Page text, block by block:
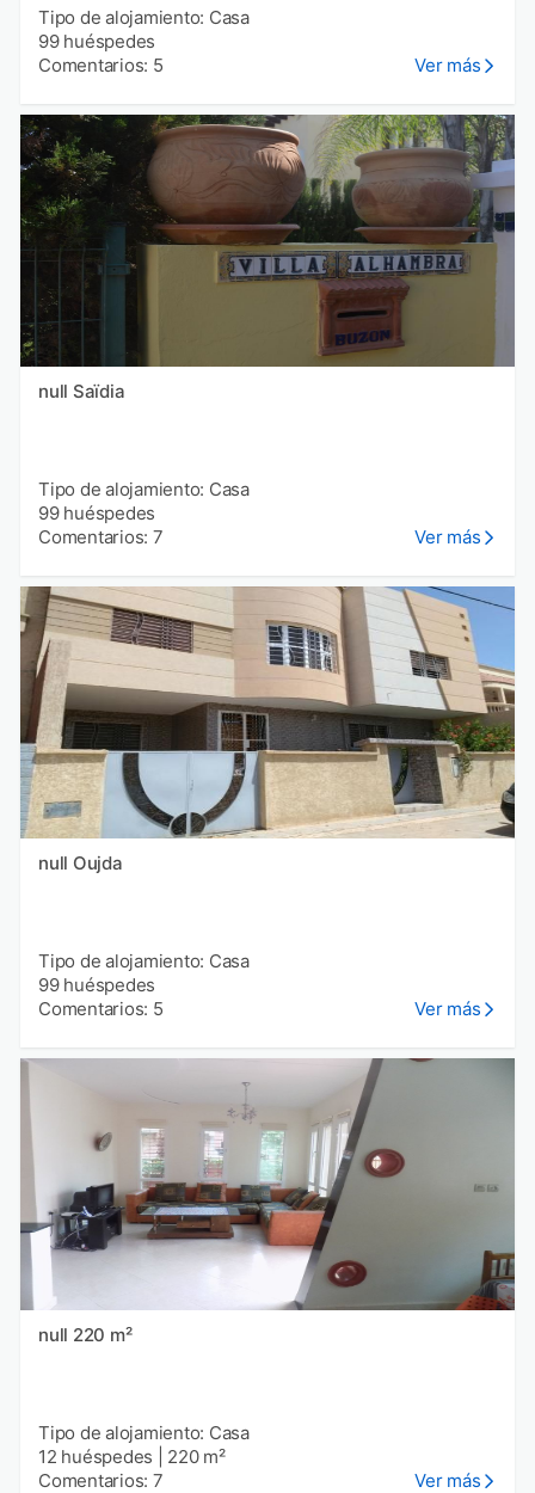
Tipo de alojamiento: Casa
99 huéspedes
Comentarios: 5
Ver más
null Saïdia
Tipo de alojamiento: Casa
99 huéspedes
Comentarios: 7
Ver más
null Oujda
Tipo de alojamiento: Casa
99 huéspedes
Comentarios: 5
Ver más
null 220 m²
Tipo de alojamiento: Casa
12 huéspedes
220 m²
Comentarios: 7
Ver más